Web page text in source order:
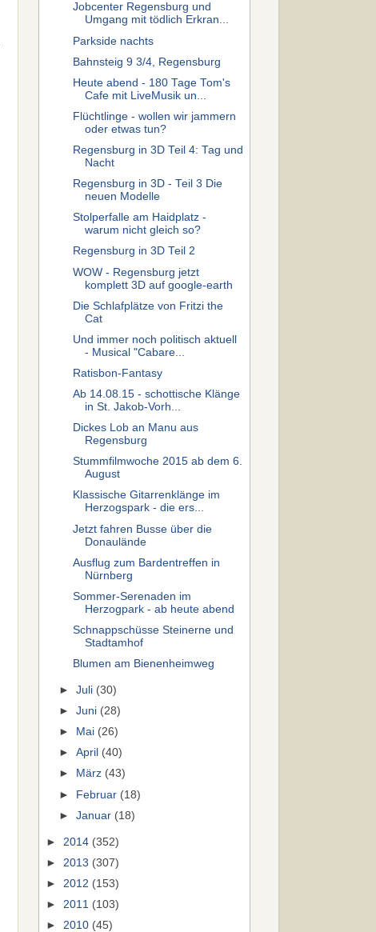
Jobcenter Regensburg und
Umgang mit tödlich Erkran...
Parkside nachts
Bahnsteig 9 3/4, Regensburg
Heute abend - 180 Tage Tom's
Cafe mit LiveMusik un...
Flüchtlinge - wollen wir jammern
oder etwas tun?
Regensburg in 3D Teil 4: Tag und
Nacht
Regensburg in 3D - Teil 3 Die
neuen Modelle
Stolperfalle am Haidplatz -
warum nicht gleich so?
Regensburg in 3D Teil 2
WOW - Regensburg jetzt
komplett 3D auf google-earth
Die Schlafplätze von Fritzi the
Cat
Und immer noch politisch aktuell
- Musical "Cabare...
Ratisbon-Fantasy
Ab 14.08.15 - schottische Klänge
in St. Jakob-Vorh...
Dickes Lob an Manu aus
Regensburg
Stummfilmwoche 2015 ab dem 6.
August
Klassische Gitarrenklänge im
Herzogspark - die ers...
Jetzt fahren Busse über die
Donaulände
Ausflug zum Bardentreffen in
Nürnberg
Sommer-Serenaden im
Herzogpark - ab heute abend
Schnappschüsse Steinerne und
Stadtamhof
Blumen am Bienenheimweg
►Juli (30)
►Juni (28)
►
Mai (26)
►April (40)
►
März (43)
► Februar (18)
►Januar (18)
► 2014 (352)
► 2013 (307)
► 2012 (153)
► 2011 (103)
► 2010 (45)